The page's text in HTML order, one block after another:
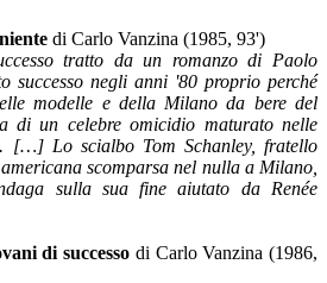
di Carlo Vanzina (1985, 93')
tratto da un romanzo di Paolo
successo negli anni '80 proprio perché
modelle e della Milano da bere del
di un celebre omicidio maturato nelle
[…] Lo scialbo Tom Schanley, fratello
scomparsa nel nulla a Milano,
sulla sua fine aiutato da Renée
di successo di Carlo Vanzina (1986,